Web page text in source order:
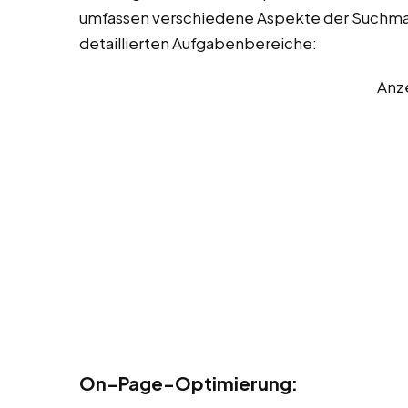
umfassen verschiedene Aspekte der
detaillierten Aufgabenbereiche:
On-Page-Optimierung: